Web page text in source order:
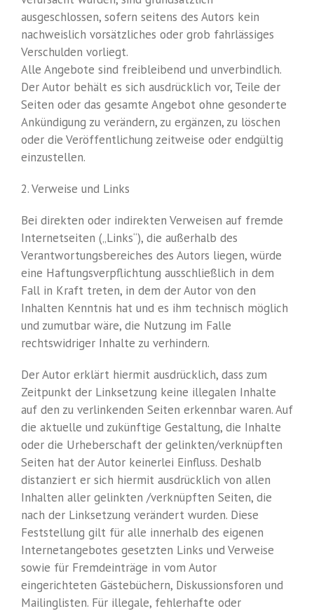
ausgeschlossen, sofern seitens des Autors kein
nachweislich vorsätzliches oder grob fahrlässiges
Verschulden vorliegt.
Alle Angebote sind freibleibend und unverbindlich.
Der Autor behält es sich ausdrücklich vor, Teile der
Seiten oder das gesamte Angebot ohne gesonderte
Ankündigung zu verändern, zu ergänzen, zu löschen
oder die Veröffentlichung zeitweise oder endgültig
einzustellen.
2. Verweise und Links
Bei direkten oder indirekten Verweisen auf fremde
Internetseiten („Links“), die außerhalb des
Verantwortungsbereiches des Autors liegen, würde
eine Haftungsverpflichtung ausschließlich in dem
Fall in Kraft treten, in dem der Autor von den
Inhalten Kenntnis hat und es ihm technisch möglich
und zumutbar wäre, die Nutzung im Falle
rechtswidriger Inhalte zu verhindern.
Der Autor erklärt hiermit ausdrücklich, dass zum
Zeitpunkt der Linksetzung keine illegalen Inhalte
auf den zu verlinkenden Seiten erkennbar waren. Auf
die aktuelle und zukünftige Gestaltung, die Inhalte
oder die Urheberschaft der gelinkten/verknüpften
Seiten hat der Autor keinerlei Einfluss. Deshalb
distanziert er sich hiermit ausdrücklich von allen
Inhalten aller gelinkten /verknüpften Seiten, die
nach der Linksetzung verändert wurden. Diese
Feststellung gilt für alle innerhalb des eigenen
Internetangebotes gesetzten Links und Verweise
sowie für Fremdeinträge in vom Autor
eingerichteten Gästebüchern, Diskussionsforen und
Mailinglisten. Für illegale, fehlerhafte oder